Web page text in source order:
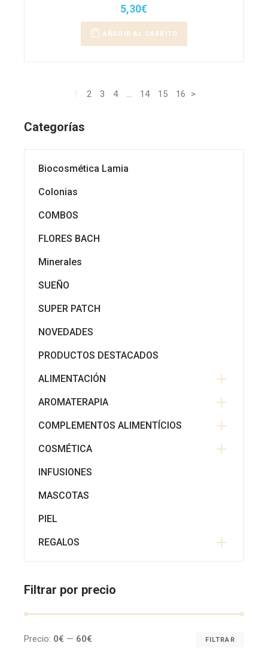
5,30€
AÑADIR AL CARRITO
1 2 3 4 … 14 15 16 >
Categorías
Biocosmética Lamia
Colonias
COMBOS
FLORES BACH
Minerales
SUEÑO
SUPER PATCH
NOVEDADES
PRODUCTOS DESTACADOS
ALIMENTACIÓN
AROMATERAPIA
COMPLEMENTOS ALIMENTÍCIOS
COSMÉTICA
INFUSIONES
MASCOTAS
PIEL
REGALOS
Filtrar por precio
FILTRAR
Precio: 0€ — 60€